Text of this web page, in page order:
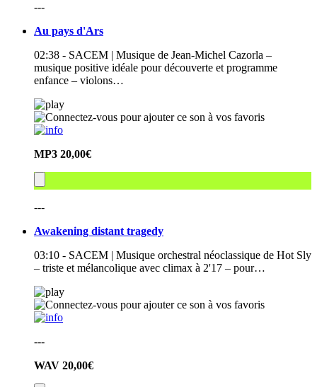
---
Au pays d'Ars
02:38 - SACEM | Musique de Jean-Michel Cazorla –
musique positive idéale pour découverte et programme
enfance – violons…
MP3 20,00€
---
Awakening distant tragedy
03:10 - SACEM | Musique orchestral néoclassique de Hot Sly
– triste et mélancolique avec climax à 2'17 – pour…
---
WAV 20,00€